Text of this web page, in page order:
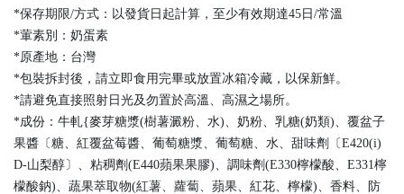
*保存期限/方式：以發貨日起計算，至少有效期達45日/常溫
*葷素別：奶蛋素
*原產地：台灣
*包裝拆封後，請立即食用完畢或放置冰箱冷藏，以保新鮮。
*請避免直接照射日光及勿置於高溫、高濕之場所。
*成份：牛軋{麥芽糖漿(樹薯澱粉、水)、奶粉、乳糖(奶類)、覆盆子
果醬〔糖、紅覆盆莓醬、葡萄糖漿、葡萄糖、水、甜味劑〔E420(i)
D-山梨醇〕、粘稠劑(E440蘋果果膠)、調味劑(E330檸檬酸、E331檸
檬酸鈉)、蔬果萃取物(紅薯、蘿蔔、蘋果、紅花、檸檬)、香料、防